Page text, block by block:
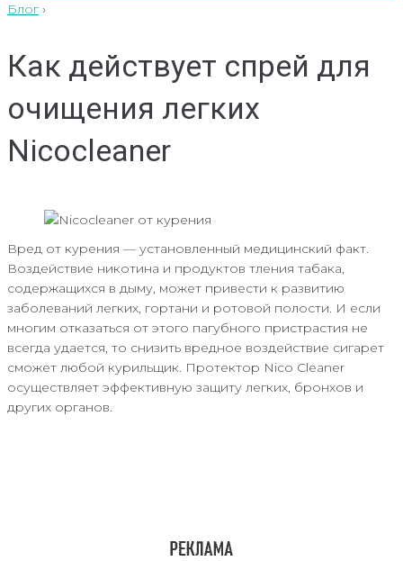
Блог ›
Как действует спрей для
очищения легких
Nicocleaner
Вред от курения — установленный медицинский факт.
Воздействие никотина и продуктов тления табака,
содержащихся в дыму, может привести к развитию
заболеваний легких, гортани и ротовой полости. И если
многим отказаться от этого пагубного пристрастия не
всегда удается, то снизить вредное воздействие сигарет
сможет любой курильщик. Протектор Nico Cleaner
осуществляет эффективную защиту легких, бронхов и
других органов.